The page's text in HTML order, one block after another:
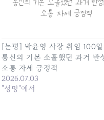
[논평] 박윤영 사장 취임 100
통신의 기본 소홀했던 과거 반
소통 자세 긍정적
2026.07.03
"성명"에서